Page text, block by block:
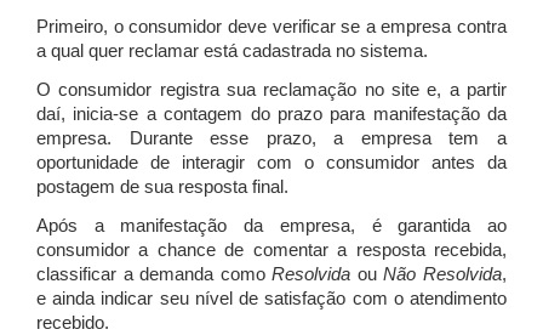
Primeiro, o consumidor deve verificar se a empresa contra
a qual quer reclamar está cadastrada no sistema.
O consumidor registra sua reclamação no site e, a partir
daí, inicia-se a contagem do prazo para manifestação da
empresa. Durante esse prazo, a empresa tem a
oportunidade de interagir com o consumidor antes da
postagem de sua resposta final.
Após a manifestação da empresa, é garantida ao
consumidor a chance de comentar a resposta recebida,
classificar a demanda comoResolvida ouNão Resolvida,
e ainda indicar seu nível de satisfação com o atendimento
recebido.